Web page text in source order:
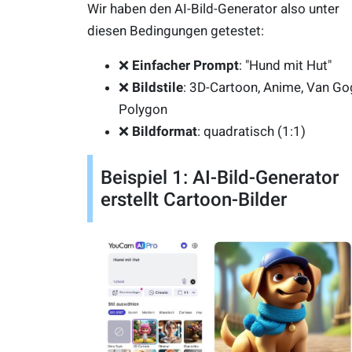
Wir haben den AI-Bild-Generator also unter
diesen Bedingungen getestet:
Einfacher Prompt: "Hund mit Hut"
Bildstile: 3D-Cartoon, Anime, Van
Polygon
Bildformat: quadratisch (1:1)
Beispiel 1: AI-Bild-Generator
erstellt Cartoon-Bilder